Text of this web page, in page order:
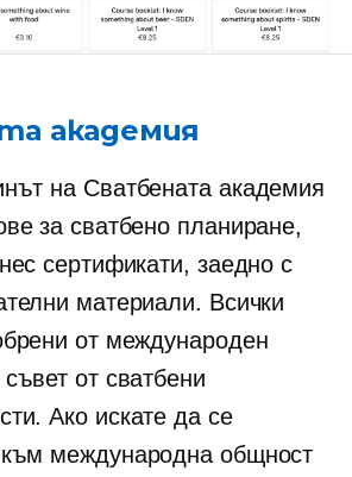
академия
на Сватбената академия
за сватбено планиране,
сертификати, заедно с
материали. Всички
от международен
от сватбени
Ако искате да се
международна общност